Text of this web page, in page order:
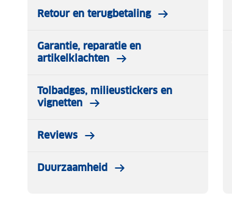
Retour en terugbetaling
Garantie, reparatie en
artikelklachten
Tolbadges, milieustickers en
vignetten
Reviews
Duurzaamheid